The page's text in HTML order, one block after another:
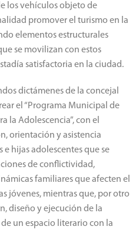
los vehículos objeto de
promover el turismo en la
elementos estructurales
se movilizan con estos
satisfactoria en la ciudad.
dictámenes de la concejal
el “Programa Municipal de
la Adolescencia”, con el
orientación y asistencia
hijas adolescentes que se
de conflictividad,
familiares que afecten el
jóvenes, mientras que, por otro
diseño y ejecución de la
un espacio literario con la